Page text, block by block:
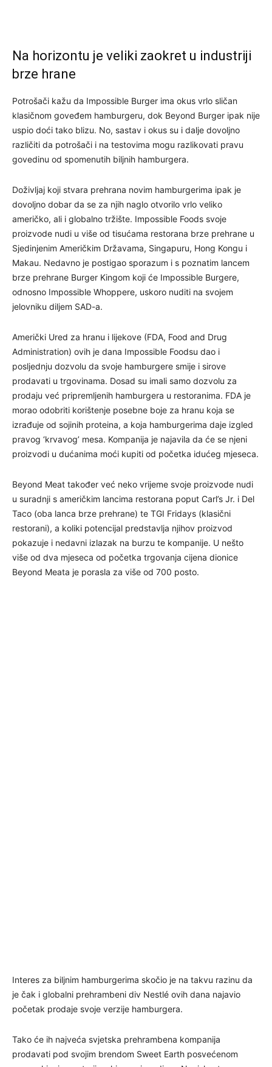
Na horizontu je veliki zaokret u industriji
brze hrane
Potrošači kažu da Impossible Burger ima okus vrlo sličan
klasičnom goveđem hamburgeru, dok Beyond Burger ipak nije
uspio doći tako blizu. No, sastav i okus su i dalje dovoljno
različiti da potrošači i na testovima mogu razlikovati pravu
govedinu od spomenutih biljnih hamburgera.
Doživljaj koji stvara prehrana novim hamburgerima ipak je
dovoljno dobar da se za njih naglo otvorilo vrlo veliko
američko, ali i globalno tržište. Impossible Foods svoje
proizvode nudi u više od tisućama restorana brze prehrane u
Sjedinjenim Američkim Državama, Singapuru, Hong Kongu i
Makau. Nedavno je postigao sporazum i s poznatim lancem
brze prehrane Burger Kingom koji će Impossible Burgere,
odnosno Impossible Whoppere, uskoro nuditi na svojem
jelovniku diljem SAD-a.
Američki Ured za hranu i lijekove (FDA, Food and Drug
Administration) ovih je dana Impossible Foodsu dao i
posljednju dozvolu da svoje hamburgere smije i sirove
prodavati u trgovinama. Dosad su imali samo dozvolu za
prodaju već pripremljenih hamburgera u restoranima. FDA je
morao odobriti korištenje posebne boje za hranu koja se
izrađuje od sojinih proteina, a koja hamburgerima daje izgled
pravog ‘krvavog’ mesa. Kompanija je najavila da će se njeni
proizvodi u dućanima moći kupiti od početka idućeg mjeseca.
Beyond Meat također već neko vrijeme svoje proizvode nudi
u suradnji s američkim lancima restorana poput Carl’s Jr. i Del
Taco (oba lanca brze prehrane) te TGI Fridays (klasični
restorani), a koliki potencijal predstavlja njihov proizvod
pokazuje i nedavni izlazak na burzu te kompanije. U nešto
više od dva mjeseca od početka trgovanja cijena dionice
Beyond Meata je porasla za više od 700 posto.
Interes za biljnim hamburgerima skočio je na takvu razinu da
je čak i globalni prehrambeni div Nestlé ovih dana najavio
početak prodaje svoje verzije hamburgera.
Tako će ih najveća svjetska prehrambena kompanija
prodavati pod svojim brendom Sweet Earth posvećenom